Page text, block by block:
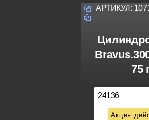
АРТИКУЛ:
75
24136
Акция